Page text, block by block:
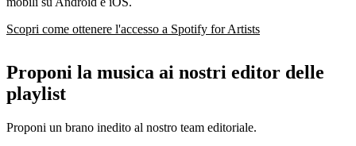
Scopri come ottenere l'accesso a Spotify for Artists
Proponi la musica ai nostri editor delle
playlist
Proponi un brano inedito al nostro team editoriale.